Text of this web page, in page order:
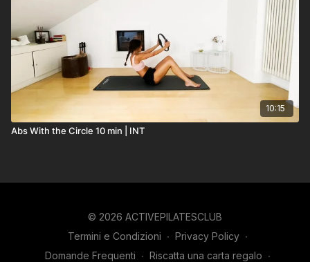
10:15
Abs With the Circle 10 min | INT
© 2026 ACTIVEPILATESCLUB
Termini e Condizioni ∙ Privacy Policy ∙
Domande Frequenti ∙ Riscatta una carta regalo ∙